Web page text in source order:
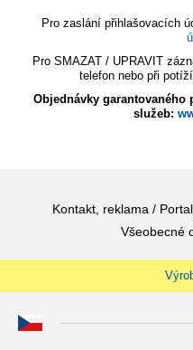
Pro zaslání přihlašovacích
Pro SMAZAT / UPRAVIT
telefon nebo při
Objednávky
služeb:
Kontakt, reklama /
Všeobecné